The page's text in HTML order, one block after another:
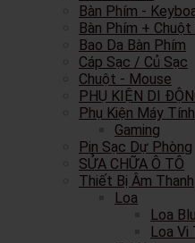
Bàn Phím -
Bàn Phím +
Bao Da Bàn Phím
Cáp Sạc / Củ Sạc
Chuột - Mouse
PHỤ KIỆN DI
Phụ Kiện Máy Tính
Gaming
Pin Sạc Dự Phòng
SỬA CHỮA Ô TÔ
Thiết Bị Âm Thanh
Loa
Loa
Loa Vi